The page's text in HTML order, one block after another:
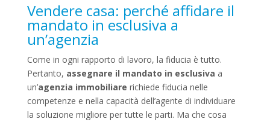
Vendere casa: perché affidare il
mandato in esclusiva a
un’agenzia
Come in ogni rapporto di lavoro, la fiducia è tutto.
Pertanto, assegnare il mandato in esclusiva a
un’agenzia immobiliare richiede fiducia nelle
competenze e nella capacità dell’agente di individuare
la soluzione migliore per tutte le parti. Ma che cosa